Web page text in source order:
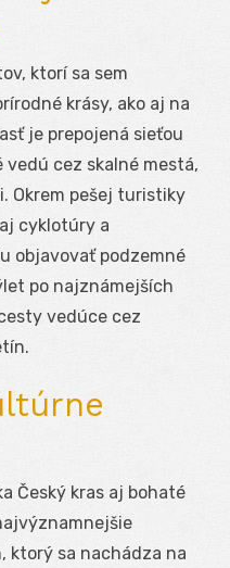
ktorí sa sem
krásy, ako aj na
je prepojená sieťou
cez skalné mestá,
Okrem pešej turistiky
cyklotúry a
objavovať podzemné
po najznámejších
vedúce cez
Český kras aj bohaté
ktorý sa nachádza na